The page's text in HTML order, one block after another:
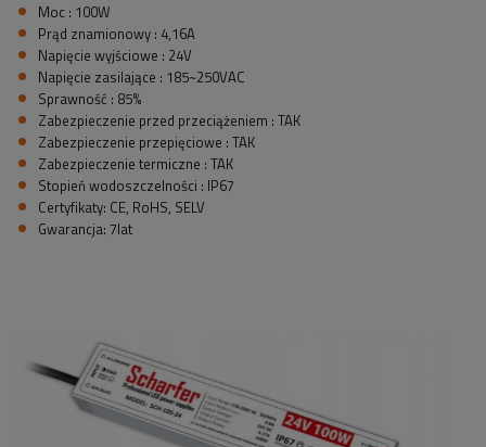
Moc : 100W
Prąd znamionowy : 4,16A
Napięcie wyjściowe : 24V
Napięcie zasilające : 185~250VAC
Sprawność : 85%
Zabezpieczenie przed przeciążeniem : TAK
Zabezpieczenie przepięciowe : TAK
Zabezpieczenie termiczne : TAK
Stopień wodoszczelności : IP67
Certyfikaty: CE, RoHS, SELV
Gwarancja: 7lat